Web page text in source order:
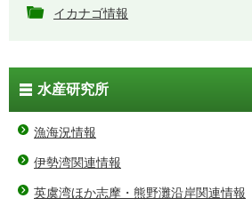
イカナゴ情報
水産研究所
漁海況情報
伊勢湾関連情報
英虞湾ほか志摩・熊野灘沿岸関連情報